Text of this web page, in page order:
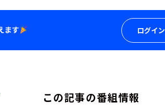
ログイン
この記事の番組情報